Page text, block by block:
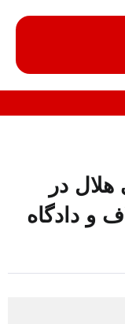
در
و دادگاه